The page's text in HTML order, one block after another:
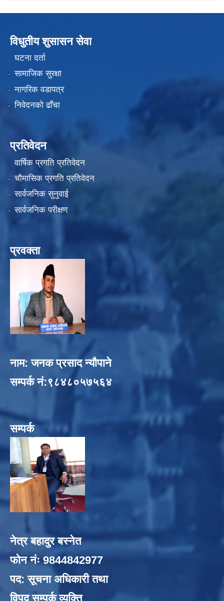
विधुतीय शुसासन सेवा
घटना दर्ता
सामाजिक सुरक्षा
नागरिक वडापत्र
निवेदनको ढाँचा
प्रतिवेदन
वार्षिक प्रगति प्रतिवेदन
चौमासिक प्रगति प्रतिवेदन
सार्वजनिक सुनुवाई
सार्वजनिक परीक्षण
प्रवक्ता
नाम: जनक प्रसाद न्यौपाने
सम्पर्क नं:९८४८०५७५६४
सम्पर्क
नेत्र बहादुर बस्नेत
फोन नंः 9844842977
पद: सूचना अधिकारी तथा
विपद् सम्पर्क व्यक्ति